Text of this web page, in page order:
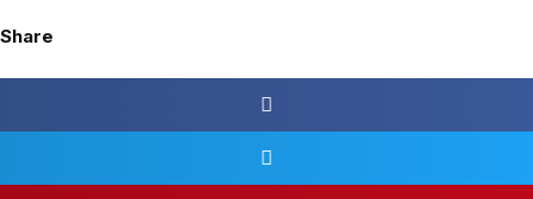
Share